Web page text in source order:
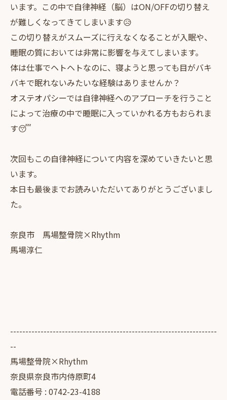
います。この中で自律神経（脳）はON/OFFの切り替え
が難しくなってきてしまいます😥
この切り替えがスムーズに行えなくなることが入眠や、
睡眠の質においては非常に影響を与えてしまいます。
体は仕事でヘトヘトなのに、寝ようと思っても目がバキ
バキで眠れないみたいな経験はありませんか？
オステオパシーでは自律神経へのアプローチを行うこと
によって治療の中で睡眠に入っていかれる方もおられま
す😴
次回もこの自律神経について内容を深めていきたいと思
います。
本日も最後までお読みいただいてありがとうございまし
た。
奈良市 馬場整骨院×Rhythm
馬場淳仁
--------------------------------------------------------------------
--
馬場整骨院×Rhythm
奈良県奈良市内侍原町4
電話番号 : 0742-23-4188